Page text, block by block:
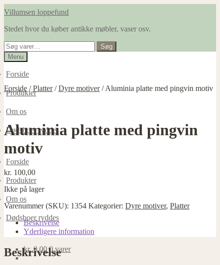
Spring
navigation
Spring
indhold
Villumsen loppefund
Stedet hvor du køber antikke møbler, vaser osv.
Søg
efter:
Søg
Menu
Forside
Produkter
Om os
Dødsboer ryddes
Forside
Produkter
Om os
Dødsboer ryddes
kr.0,00 0 varer
Forside /Platter/Dyre motiver/Aluminia platte med pingvin motiv
Aluminia platte med pingvin
motiv
kr. 100,00
Ikke på lager
Varenummer (SKU): 1354 Kategorier: Dyre motiver, Platter
Beskrivelse
Yderligere information
Beskrivelse